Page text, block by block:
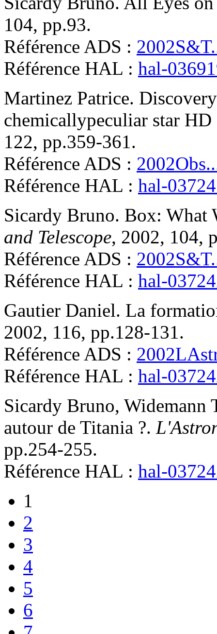
104, pp.93.
Référence ADS :
Référence HAL : hal-
Martinez Patrice.
chemicallypeculiar star HD
122, pp.359-361.
Référence ADS :
Référence HAL : hal-
Sicardy Bruno. Box: What
and Telescope, 2002, 104,
Référence ADS :
Référence HAL : hal-
Gautier Daniel. La
2002, 116, pp.128-131.
Référence ADS :
Référence HAL : hal-
Sicardy Bruno, Widemann
autour de Titania ?.
pp.254-255.
Référence HAL : hal-
1
2
3
4
5
6